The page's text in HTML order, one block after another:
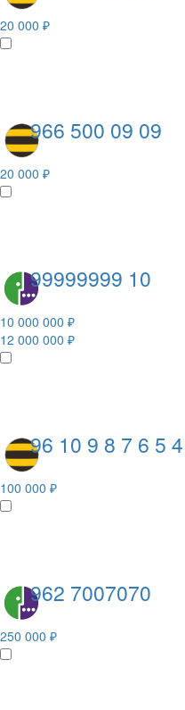
20 000 ₽
966 500 09 09
20 000 ₽
99999999 10
10 000 000 ₽
12 000 000 ₽
96 10 9 8 7 6 5 4
100 000 ₽
962 7007070
250 000 ₽